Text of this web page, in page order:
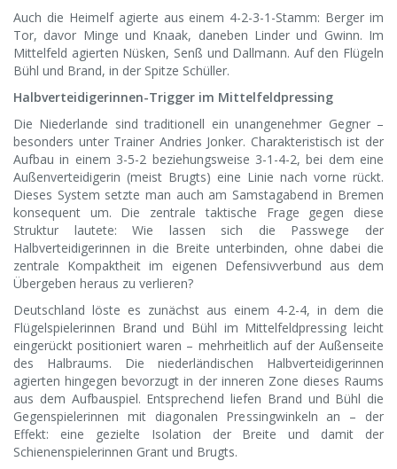
Auch die Heimelf agierte aus einem 4-2-3-1-Stamm: Berger im
Tor, davor Minge und Knaak, daneben Linder und Gwinn. Im
Mittelfeld agierten Nüsken, Senß und Dallmann. Auf den Flügeln
Bühl und Brand, in der Spitze Schüller.
Halbverteidigerinnen-Trigger im Mittelfeldpressing
Die Niederlande sind traditionell ein unangenehmer Gegner –
besonders unter Trainer Andries Jonker. Charakteristisch ist der
Aufbau in einem 3-5-2 beziehungsweise 3-1-4-2, bei dem eine
Außenverteidigerin (meist Brugts) eine Linie nach vorne rückt.
Dieses System setzte man auch am Samstagabend in Bremen
konsequent um. Die zentrale taktische Frage gegen diese
Struktur lautete: Wie lassen sich die Passwege der
Halbverteidigerinnen in die Breite unterbinden, ohne dabei die
zentrale Kompaktheit im eigenen Defensivverbund aus dem
Übergeben heraus zu verlieren?
Deutschland löste es zunächst aus einem 4-2-4, in dem die
Flügelspielerinnen Brand und Bühl im Mittelfeldpressing leicht
eingerückt positioniert waren – mehrheitlich auf der Außenseite
des Halbraums. Die niederländischen Halbverteidigerinnen
agierten hingegen bevorzugt in der inneren Zone dieses Raums
aus dem Aufbauspiel. Entsprechend liefen Brand und Bühl die
Gegenspielerinnen mit diagonalen Pressingwinkeln an – der
Effekt: eine gezielte Isolation der Breite und damit der
Schienenspielerinnen Grant und Brugts.